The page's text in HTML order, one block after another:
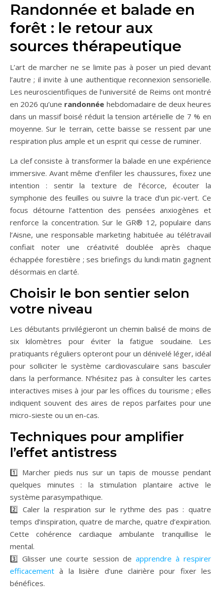
Randonnée et balade en
forêt : le retour aux
sources thérapeutique
L’art de marcher ne se limite pas à poser un pied devant
l’autre ; il invite à une authentique reconnexion sensorielle.
Les neuroscientifiques de l’université de Reims ont montré
en 2026 qu’une randonnée hebdomadaire de deux heures
dans un massif boisé réduit la tension artérielle de 7 % en
moyenne. Sur le terrain, cette baisse se ressent par une
respiration plus ample et un esprit qui cesse de ruminer.
La clef consiste à transformer la balade en une expérience
immersive. Avant même d’enfiler les chaussures, fixez une
intention : sentir la texture de l’écorce, écouter la
symphonie des feuilles ou suivre la trace d’un pic-vert. Ce
focus détourne l’attention des pensées anxiogènes et
renforce la concentration. Sur le GR® 12, populaire dans
l’Aisne, une responsable marketing habituée au télétravail
confiait noter une créativité doublée après chaque
échappée forestière ; ses briefings du lundi matin gagnent
désormais en clarté.
Choisir le bon sentier selon
votre niveau
Les débutants privilégieront un chemin balisé de moins de
six kilomètres pour éviter la fatigue soudaine. Les
pratiquants réguliers opteront pour un dénivelé léger, idéal
pour solliciter le système cardiovasculaire sans basculer
dans la performance. N’hésitez pas à consulter les cartes
interactives mises à jour par les offices du tourisme ; elles
indiquent souvent des aires de repos parfaites pour une
micro-sieste ou un en-cas.
Techniques pour amplifier
l’effet antistress
1️⃣ Marcher pieds nus sur un tapis de mousse pendant
quelques minutes : la stimulation plantaire active le
système parasympathique.
2️⃣ Caler la respiration sur le rythme des pas : quatre
temps d’inspiration, quatre de marche, quatre d’expiration.
Cette cohérence cardiaque ambulante tranquillise le
mental.
3️⃣ Glisser une courte session de apprendre à respirer
efficacement à la lisière d’une clairière pour fixer les
bénéfices.